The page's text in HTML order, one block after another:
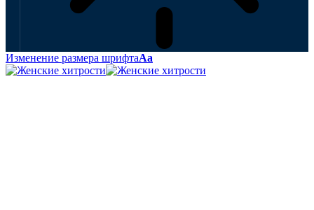
Изменение размера шрифтаАа